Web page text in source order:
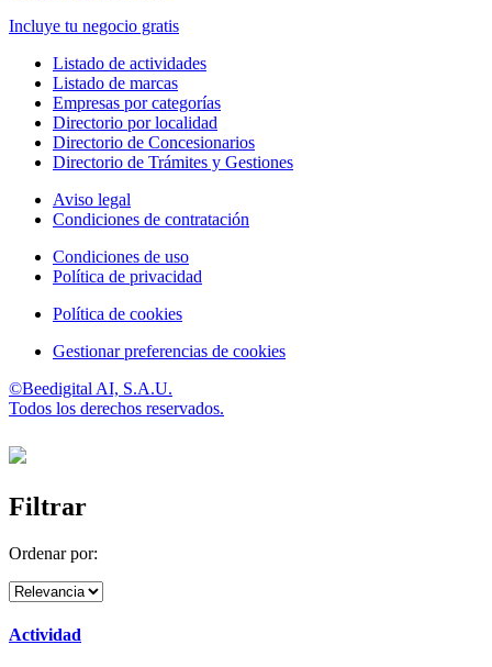
Incluye tu negocio gratis
Listado de actividades
Listado de marcas
Empresas por categorías
Directorio por localidad
Directorio de Concesionarios
Directorio de Trámites y Gestiones
Aviso legal
Condiciones de contratación
Condiciones de uso
Política de privacidad
Política de cookies
Gestionar preferencias de cookies
©Beedigital AI, S.A.U.
Todos los derechos reservados.
Filtrar
Ordenar por:
Actividad